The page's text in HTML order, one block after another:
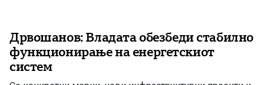
Дрвошанов: Владата обезбеди стабилно
функционирање на енергетскиот
систем